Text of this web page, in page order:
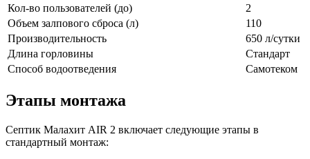
Кол-во пользователей (до)
2
Объем залпового сброса (л)
110
Производительность
650 л/сутки
Длина горловины
Стандарт
Способ водоотведения
Самотеком
Этапы монтажа
Септик Малахит AIR 2 включает следующие этапы в
стандартный монтаж: